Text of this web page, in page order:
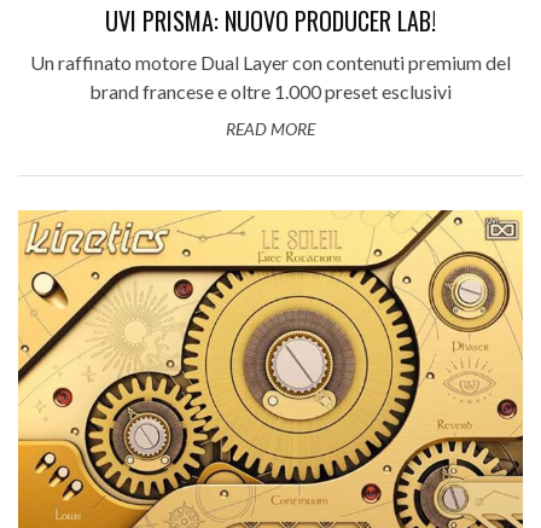
UVI PRISMA: NUOVO PRODUCER LAB!
Un raffinato motore Dual Layer con contenuti premium del
brand francese e oltre 1.000 preset esclusivi
READ MORE